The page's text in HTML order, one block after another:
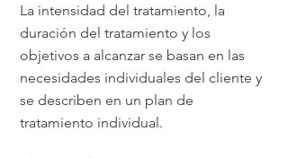
La intensidad del tratamiento, la
duración del tratamiento y los
objetivos a alcanzar se basan en las
necesidades individuales del cliente y
se describen en un plan de
tratamiento individual.